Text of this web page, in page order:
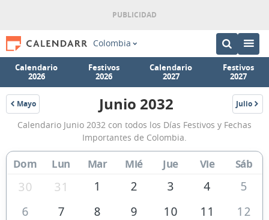
Colombia
Calendario
2026
Festivos
2026
Calendario
2027
Festivos
2027
Mayo
2032
Calendario
Junio
2032
de
Colombia
Junio 2032 Julio
2032
Calendario Junio 2032 con todos los Días Festivos y Fechas
Importantes de Colombia.
Dom Lun Mar Mié Jue Vie Sáb
30 31 1 2 3 4
5
6
7 8 9 10 11
12